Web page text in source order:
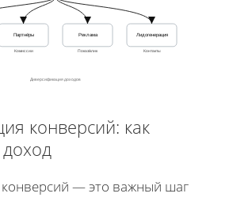
Партнёры Реклама Лидогенерация
Комиссии Показ/клик Контакты
Диверсификация доходов
конверсий: как
— это важный шаг